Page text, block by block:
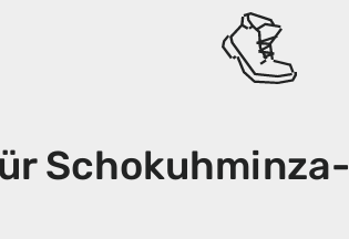
Schokuhminza-